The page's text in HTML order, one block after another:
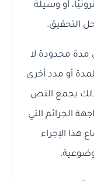
أو وسيلة
التحقيق.
مدة محدودة لا
لمدة أو مدد أخرى
يجمع النص
الجرائم التي
هذا الإجراء